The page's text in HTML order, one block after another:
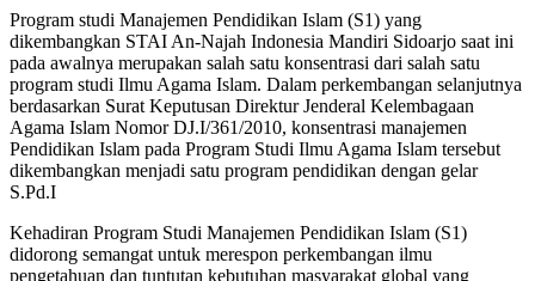
Program studi Manajemen Pendidikan Islam (S1) yang
dikembangkan STAI An-Najah Indonesia Mandiri Sidoarjo saat ini
pada awalnya merupakan salah satu konsentrasi dari salah satu
program studi Ilmu Agama Islam. Dalam perkembangan selanjutnya
berdasarkan Surat Keputusan Direktur Jenderal Kelembagaan
Agama Islam Nomor DJ.I/361/2010, konsentrasi manajemen
Pendidikan Islam pada Program Studi Ilmu Agama Islam tersebut
dikembangkan menjadi satu program pendidikan dengan gelar
S.Pd.I
Kehadiran Program Studi Manajemen Pendidikan Islam (S1)
didorong semangat untuk merespon perkembangan ilmu
pengetahuan dan tuntutan kebutuhan masyarakat global yang